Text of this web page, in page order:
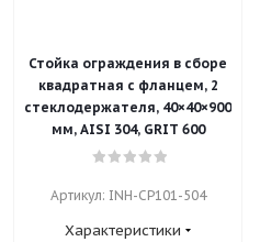
Стойка ограждения в сборе
квадратная с фланцем, 2
стеклодержателя, 40×40×900
мм, AISI 304, GRIT 600
Артикул: INH-CP101-504
Характеристики